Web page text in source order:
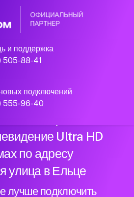
и поддержка
505-88-41
подключений
555-96-40
интернет и
Ultra HD
по адресу
улица в Ельце
лучше подключить